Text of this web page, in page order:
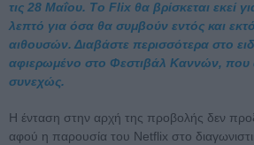
τις 28 Μαΐου. Τo Flix θα βρίσκεται εκεί
λεπτό για όσα θα συμβούν εντός και
αιθουσών. Διαβάστε περισσότερα στο
αφιερωμένο στο Φεστιβάλ Καννών, που
συνεχώς.
Η ένταση στην αρχή της προβολής δεν
αφού η παρουσία του Netflix στο